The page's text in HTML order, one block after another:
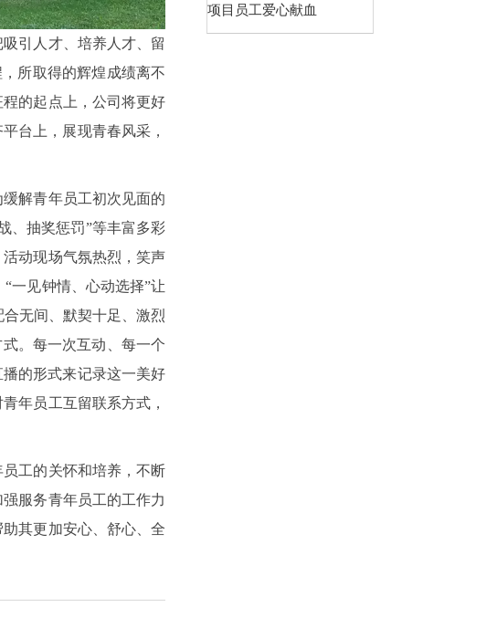
引人才、培养人才、留
所取得的辉煌成绩离不
的起点上，公司将更好
台上，展现青春风采，
解青年员工初次见面的
、抽奖惩罚”等丰富多彩
动现场气氛热烈，笑声
一见钟情、心动选择”让
无间、默契十足、激烈
。每一次互动、每一个
的形式来记录这一美好
年员工互留联系方式，
工的关怀和培养，不断
服务青年员工的工作力
其更加安心、舒心、全
项目员工爱心献血